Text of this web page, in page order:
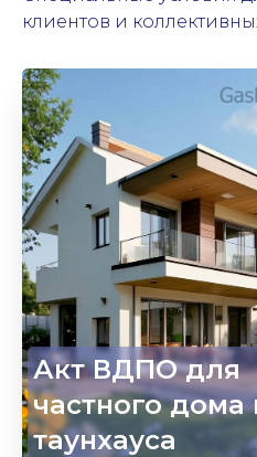
клиентов и
Акт ВДПО для
частного дома
таунхауса